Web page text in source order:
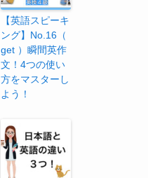
【英語スピーキ
ング】No.16（
get ）瞬間英作
文！4つの使い
方をマスターし
よう！